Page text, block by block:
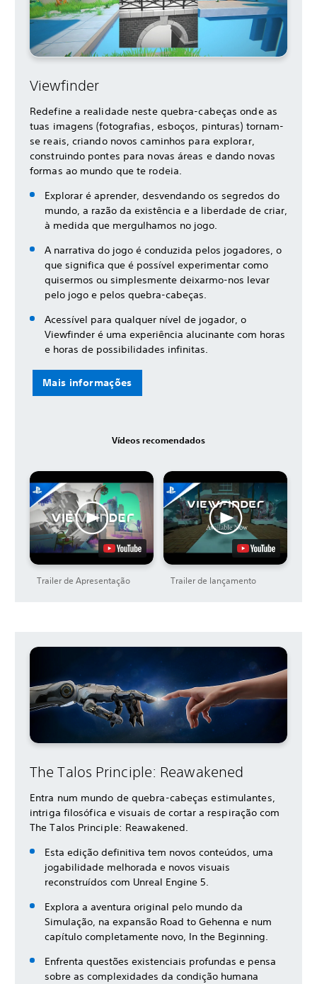
Viewfinder
Redefine a realidade neste quebra-cabeças onde as
tuas imagens (fotografias, esboços, pinturas) tornam-
se reais, criando novos caminhos para explorar,
construindo pontes para novas áreas e dando novas
formas ao mundo que te rodeia.
Explorar é aprender, desvendando os segredos do
mundo, a razão da existência e a liberdade de criar,
à medida que mergulhamos no jogo.
A narrativa do jogo é conduzida pelos jogadores, o
que significa que é possível experimentar como
quisermos ou simplesmente deixarmo-nos levar
pelo jogo e pelos quebra-cabeças.
Acessível para qualquer nível de jogador, o
Viewfinder é uma experiência alucinante com horas
e horas de possibilidades infinitas.
Mais informações
Vídeos recomendados
Trailer de Apresentação Trailer de lançamento
The Talos Principle: Reawakened
Entra num mundo de quebra-cabeças estimulantes,
intriga filosófica e visuais de cortar a respiração com
The Talos Principle: Reawakened.
Esta edição definitiva tem novos conteúdos, uma
jogabilidade melhorada e novos visuais
reconstruídos com Unreal Engine 5.
Explora a aventura original pelo mundo da
Simulação, na expansão Road to Gehenna e num
capítulo completamente novo, In the Beginning.
Enfrenta questões existenciais profundas e pensa
sobre as complexidades da condição humana